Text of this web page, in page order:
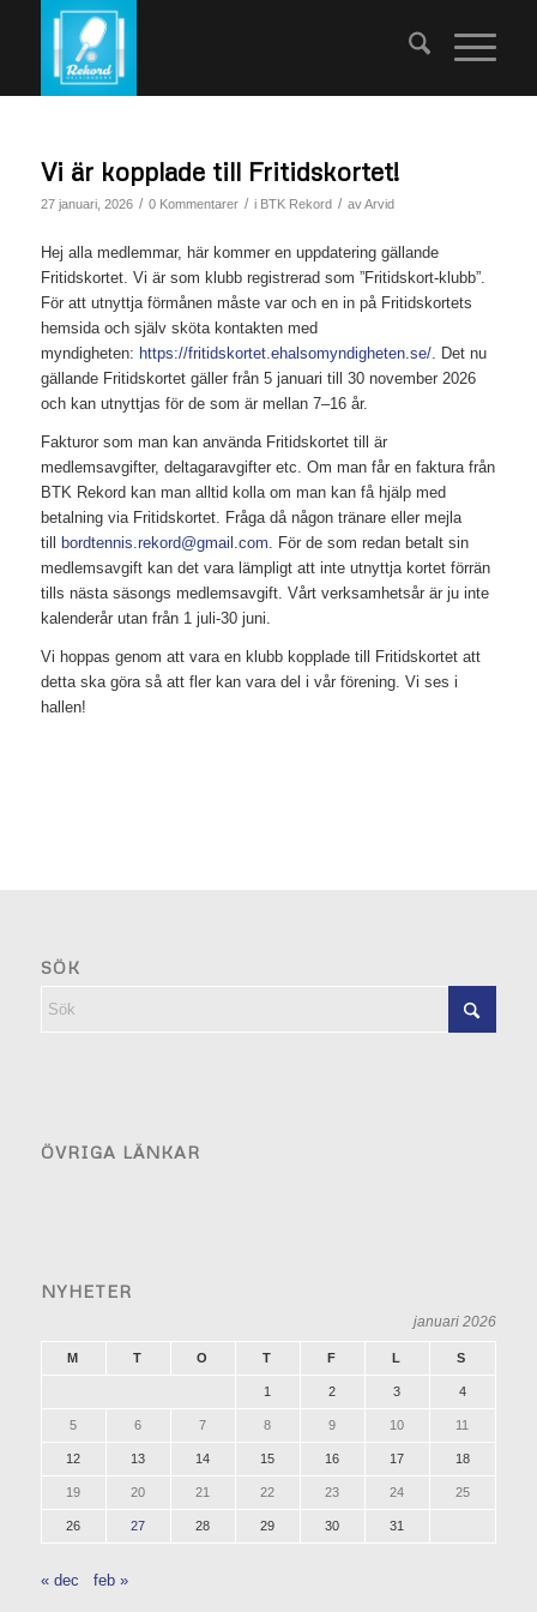
Vi är kopplade till Fritidskortet!
27 januari, 2026 / 0 Kommentarer / i BTK Rekord / avArvid
Hej alla medlemmar, här kommer en uppdatering gällande
Fritidskortet. Vi är som klubb registrerad som ”Fritidskort-klubb”.
För att utnyttja förmånen måste var och en in på Fritidskortets
hemsida och själv sköta kontakten med
myndigheten: https://fritidskortet.ehalsomyndigheten.se/. Det nu
gällande Fritidskortet gäller från 5 januari till 30 november 2026
och kan utnyttjas för de som är mellan 7–16 år.
Fakturor som man kan använda Fritidskortet till är
medlemsavgifter, deltagaravgifter etc. Om man får en faktura från
BTK Rekord kan man alltid kolla om man kan få hjälp med
betalning via Fritidskortet. Fråga då någon tränare eller mejla
till
bordtennis.rekord@gmail.com. För de som redan betalt sin
medlemsavgift kan det vara lämpligt att inte utnyttja kortet förrän
tills nästa säsongs medlemsavgift. Vårt verksamhetsår är ju inte
kalenderår utan från 1 juli-30 juni.
Vi hoppas genom att vara en klubb kopplade till Fritidskortet att
detta ska göra så att fler kan vara del i vår förening. Vi ses i
hallen!
SÖK
ÖVRIGA LÄNKAR
NYHETER
januari 2026
M T O T F L S
1 2 3 4
5 6 7 8 9 10 11
12 13 14 15 16 17 18
19 20 21 22 23 24 25
26 27 28 29 30 31
« dec feb »